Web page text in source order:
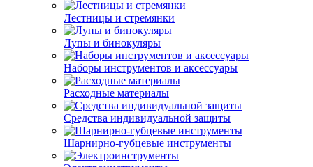
Лестницы и стремянки
Лупы и бинокуляры
Наборы инструментов и аксессуары
Расходные материалы
Средства индивидуальной защиты
Шарнирно-губцевые инструменты